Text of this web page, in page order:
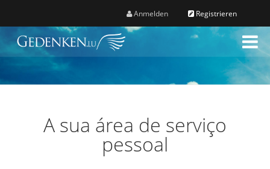
Anmelden Registrieren
M
e
n
ü
A sua área de serviço
pessoal